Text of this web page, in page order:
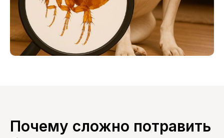
Почему сложно потравить